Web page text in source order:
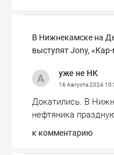
В Нижнекамске на
выступят Jony,
уже не НК
16 Августа 2024
Докатились. В
нефтяника
к комментарию